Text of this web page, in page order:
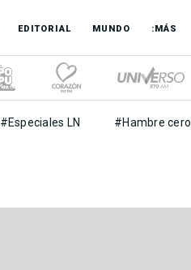
EDITORIAL MUNDO :MÁS
#Especiales LN #Hambre cero